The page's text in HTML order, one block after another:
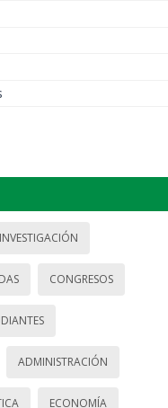
INVESTIGACIÓN
CONGRESOS
ADMINISTRACIÓN
ECONOMÍA